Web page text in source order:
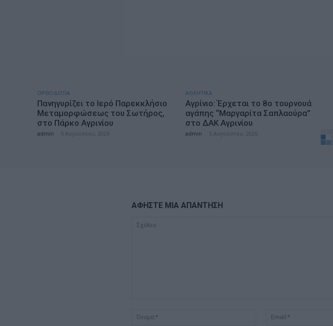
ΟΡΘΟΔΟΞΙΑ
Πανηγυρίζει το Ιερό Παρεκκλήσιο
Μεταμορφώσεως του Σωτήρος,
στο Πάρκο Αγρινίου
admin 5 Αυγούστου, 2026
ΑΘΛΗΤΙΚΑ
Αγρίνιο: Έρχεται το 8ο τουρνουά
αγάπης “Μαργαρίτα Σαπλαούρα”
στο ΔΑΚ Αγρινίου
admin 5 Αυγούστου, 2026
ΑΦΗΣΤΕ ΜΙΑ ΑΠΑΝΤΗΣΗ
Όνομα:*